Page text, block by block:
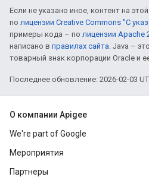
Если не указано иное, контент на
по лицензии Creative Commons "С
примеры кода – по лицензии Apache
написано в правилах сайта. Java –
товарный знак корпорации Oracle и
Последнее обновление: 2026-02-03
О компании Apigee
We're part of Google
Мероприятия
Партнеры